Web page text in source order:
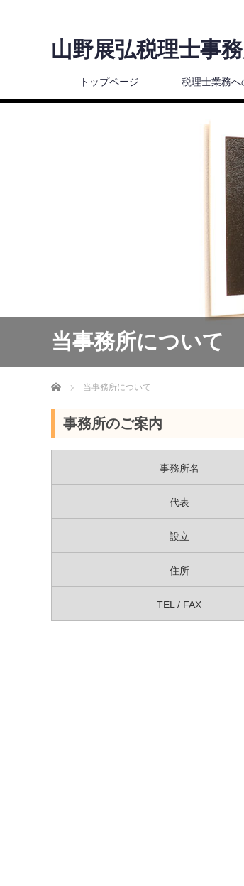
山野展弘税理士事
トップページ 税理士業務へ
当事務所について
ホーム 当事務所について
事務所のご案内
事務所名
代表
設立
住所
TEL / FAX